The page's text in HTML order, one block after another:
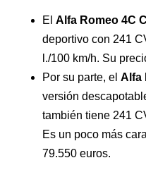
El Alfa Romeo 4C
deportivo con 241
l./100 km/h. Su
Por su parte, el Alfa
versión
también tiene 241
Es un poco más
79.550 euros.